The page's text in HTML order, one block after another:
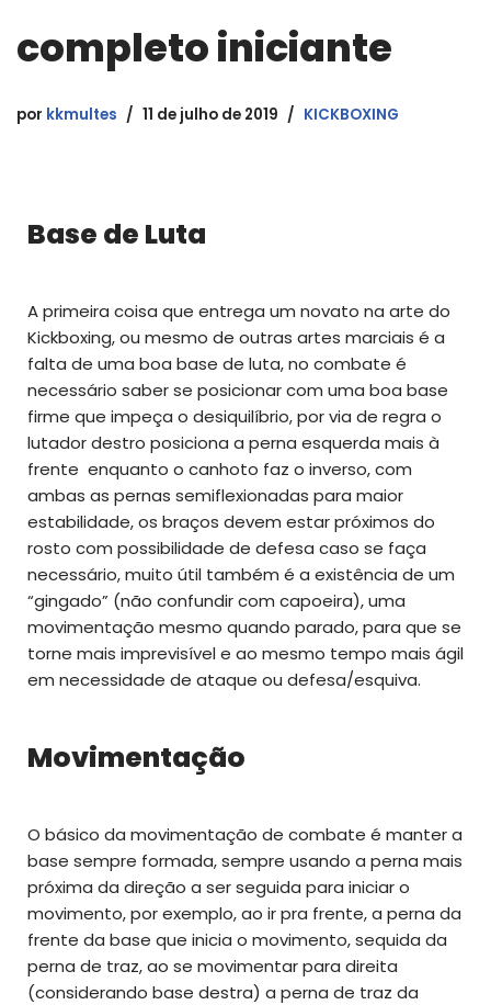
completo iniciante
por kkmultes 11 de julho de 2019 KICKBOXING
Base de Luta
A primeira coisa que entrega um novato na arte do
Kickboxing, ou mesmo de outras artes marciais é a
falta de uma boa base de luta, no combate é
necessário saber se posicionar com uma boa base
firme que impeça o desiquilíbrio, por via de regra o
lutador destro posiciona a perna esquerda mais à
frente enquanto o canhoto faz o inverso, com
ambas as pernas semiflexionadas para maior
estabilidade, os braços devem estar próximos do
rosto com possibilidade de defesa caso se faça
necessário, muito útil também é a existência de um
“gingado” (não confundir com capoeira), uma
movimentação mesmo quando parado, para que se
torne mais imprevisível e ao mesmo tempo mais ágil
em necessidade de ataque ou defesa/esquiva.
Movimentação
O básico da movimentação de combate é manter a
base sempre formada, sempre usando a perna mais
próxima da direção a ser seguida para iniciar o
movimento, por exemplo, ao ir pra frente, a perna da
frente da base que inicia o movimento, sequida da
perna de traz, ao se movimentar para direita
(considerando base destra) a perna de traz da